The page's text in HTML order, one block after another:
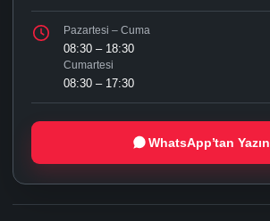
Pazartesi – Cuma
08:30 – 18:30
Cumartesi
08:30 – 17:30
WhatsApp’tan Yazın